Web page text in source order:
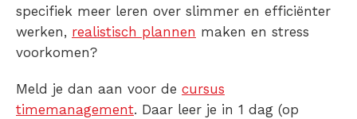
specifiek meer leren over slimmer en efficiënter
werken, realistisch plannen maken en stress
voorkomen?
Meld je dan aan voor de cursus
timemanagement. Daar leer je in 1 dag (op